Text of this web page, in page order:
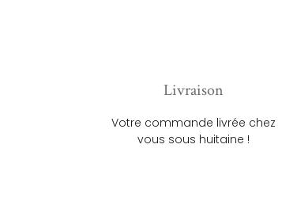
Livraison
Votre commande livrée chez
vous sous huitaine !